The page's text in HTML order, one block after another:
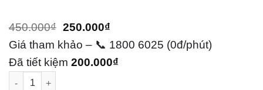
450.000₫ Giá
gốc
là:
250.000₫Giá
hiện
tại
Giá tham khảo – 📞 1800 6025 (0đ/phút)
Đã tiết kiệm 200.000₫
Webcam Laptop MSI Dominator | Thay Nhanh Lấy Liền Giá Rẻ